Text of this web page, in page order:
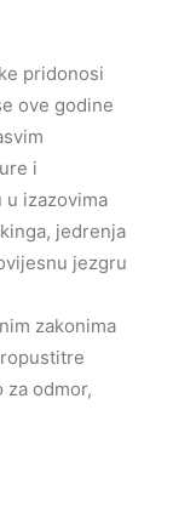
pridonosi
ove godine
i
u izazovima
jedrenja
jezgru
zakonima
odmor,